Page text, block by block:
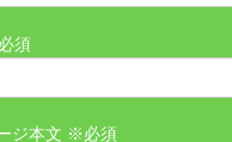
須
ジ本文 ※必須